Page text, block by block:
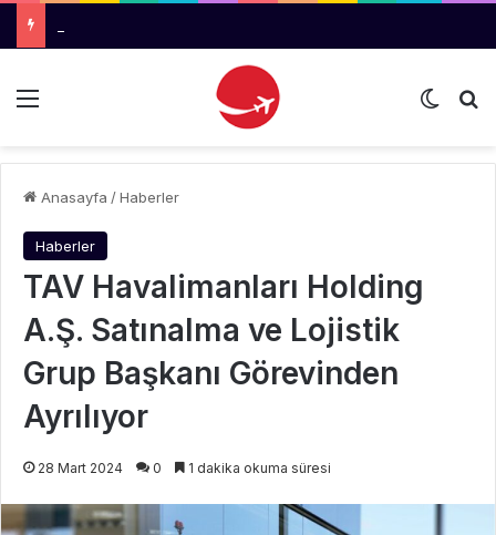
Menü Dış
Anasayfa /Haberler
Haberler
TAV Havalimanları Holding
A.Ş. Satınalma ve Lojistik
Grup Başkanı Görevinden
Ayrılıyor
28 Mart 2024 0 1 dakika okuma süresi